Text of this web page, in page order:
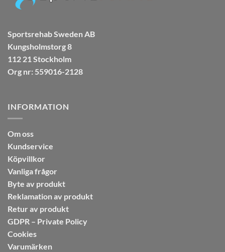
Sportsrehab Sweden AB
Kungsholmstorg 8
112 21 Stockholm
Org nr: 559016-2128
INFORMATION
Om oss
Kundservice
Köpvillkor
Vanliga frågor
Byte av produkt
Reklamation av produkt
Retur av produkt
GDPR – Private Policy
Cookies
Varumärken